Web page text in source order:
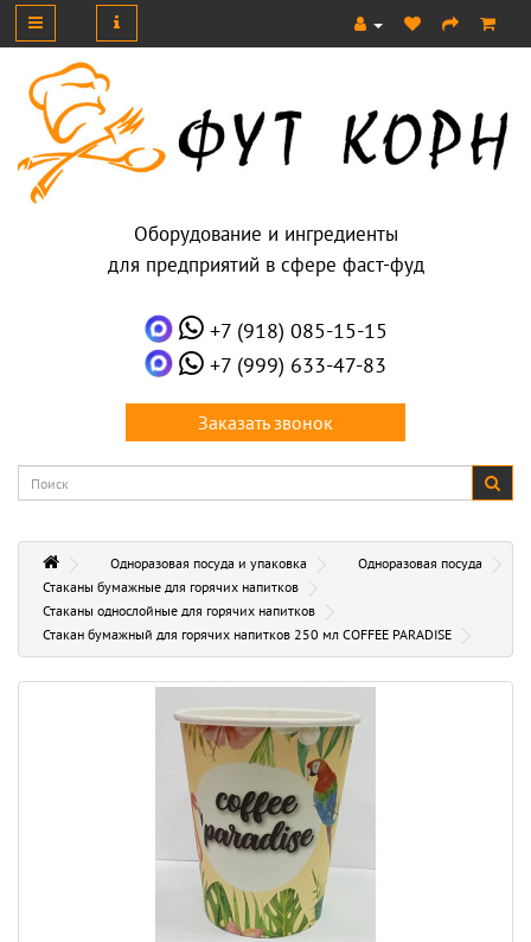
Оборудование и ингредиенты
для предприятий в сфере фаст-фуд
+7 (918) 085-15-15
+7 (999) 633-47-83
Заказать звонок
Одноразовая посуда и упаковка
Одноразовая посуда
Стаканы бумажные для горячих напитков
Стаканы однослойные для горячих напитков
Стакан бумажный для горячих напитков 250 мл COFFEE PARADISE